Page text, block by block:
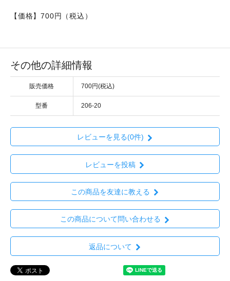
【価格】700円（税込）
その他の詳細情報
販売価格 700円(税込)
型番 206-20
レビューを見る(0件)
レビューを投稿
この商品を友達に教える
この商品について問い合わせる
返品について